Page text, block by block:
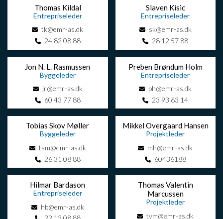
Thomas Kildal
Entrepriseleder
tk@emr-as.dk
24 82 08 88
Slaven Kisic
Entrepriseleder
sk@emr-as.dk
28 12 57 88
Jon N. L. Rasmussen
Byggeleder
jr@emr-as.dk
60 43 77 88
Preben Brøndum Holm
Entrepriseleder
ph@emr-as.dk
23 93 63 14
Tobias Skov Møller
Byggeleder
tsm@emr-as.dk
26 31 08 88
Mikkel Overgaard Hansen
Projektleder
mh@emr-as.dk
60436188
Hilmar Bardason
Entrepriseleder
hb@emr-as.dk
Thomas Valentin
Marcussen
Projektleder
tvm@emr-as.dk